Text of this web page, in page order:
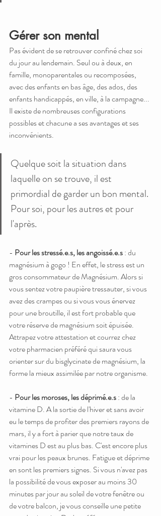
Gérer son mental
Pas évident de se retrouver confiné chez soi
du jour au lendemain. Seul ou à deux, en
famille, monoparentales ou recomposées,
avec des enfants en bas âge, des ados, des
enfants handicappés, en ville, à la campagne...
Il existe de nombreuses configurations
possibles et chacune a ses avantages et ses
inconvénients.
Quelque soit la situation dans
laquelle on se trouve, il est
primordial de garder un bon mental.
Pour soi, pour les autres et pour
l'après.
- Pour les stressé.e.s, les angoissé.e.s : du
magnésium à gogo ! En effet, le stress est un
gros consommateur de Magnésium. Alors si
vous sentez votre paupière tressauter, si vous
avez des crampes ou si vous vous énervez
pour une broutille, il est fort probable que
votre réserve de magnésium soit épuisée.
Attrapez votre attestation et courrez chez
votre pharmacien préféré qui saura vous
orienter sur du bisglycinate de magnésium, la
forme la mieux assimilée par notre organisme.
- Pour les moroses, les déprimé.e.s : de la
vitamine D. A la sortie de l'hiver et sans avoir
eu le temps de profiter des premiers rayons de
mars, il y a fort à parier que notre taux de
vitamines D est au plus bas. C'est encore plus
vrai pour les peaux brunes. Fatigue et déprime
en sont les premiers signes. Si vous n'avez pas
la possibilité de vous exposer au moins 30
minutes par jour au soleil de votre fenêtre ou
de votre balcon, je vous conseille une petite